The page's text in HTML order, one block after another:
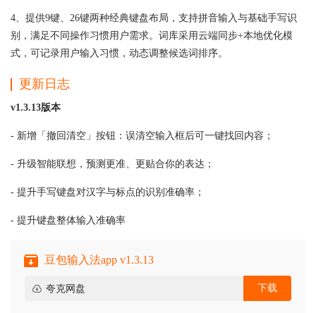
4、提供9键、26键两种经典键盘布局，支持拼音输入与基础手写识
别，满足不同操作习惯用户需求。词库采用云端同步+本地优化模
式，可记录用户输入习惯，动态调整候选词排序。
更新日志
v1.3.13版本
- 新增「撤回清空」按钮：误清空输入框后可一键找回内容；
- 升级智能联想，预测更准、更贴合你的表达；
- 提升手写键盘对汉字与标点的识别准确率；
- 提升键盘整体输入准确率
豆包输入法app v1.3.13
夸克网盘 下载